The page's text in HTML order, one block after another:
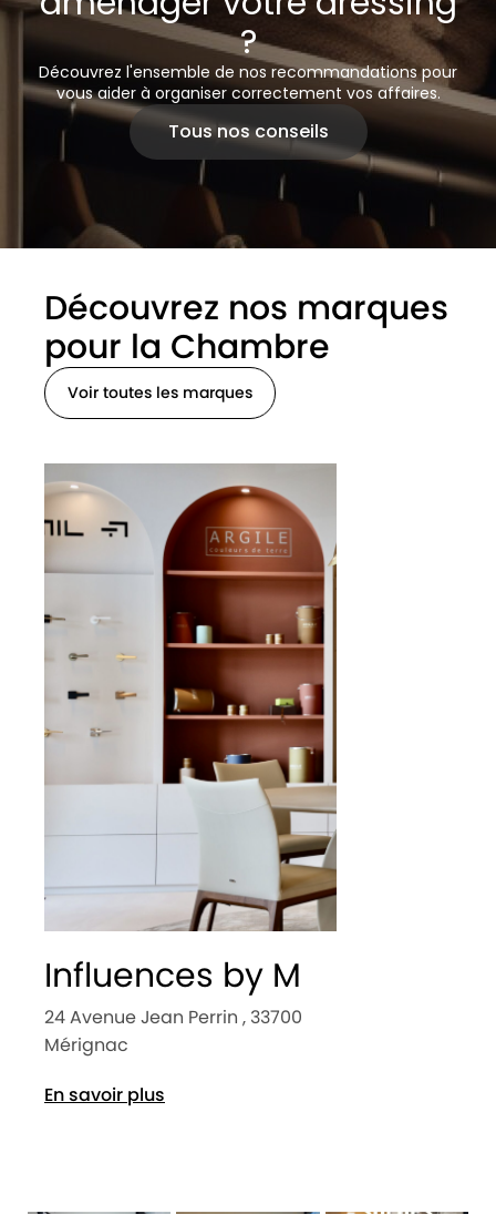
?
Découvrez l'ensemble de nos recommandations pour
vous aider à organiser correctement vos affaires.
Tous nos conseils
Découvrez nos marques
pour la Chambre
Voir toutes les marques
Influences by M
24 Avenue Jean Perrin , 33700
Mérignac
En savoir plus